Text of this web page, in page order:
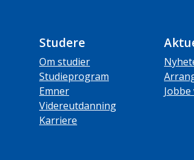
Studere
Om studier
Studieprogram
Emner
Videreutdanning
Karriere